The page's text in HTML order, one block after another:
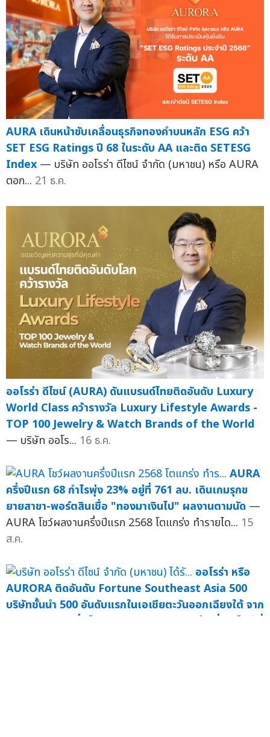
AURA เดินหน้าขับเคลื่อนธุรกิจทองคำบนหลัก ESG คว้า
SET ESG Ratings ปี 68 ในระดับ AA และติด SETESG
Index — บริษัท ออโรร่า ดีไซน์ จำกัด (มหาชน) หรือ AURA
ตอก... 21 ธ.ค.
ออโรร่า ดีไซน์ (AURA) ดันแบรนด์ไทยติดอันดับ Luxury
World Class คว้ารางวัล Luxury Lifestyle Awards -
TOP 100 Jewelry & Watch Brands of the World
— บริษัท ออโร... 16 ธ.ค.
AURA
ครึ่งปีแรก 68 กำไรพุ่ง 23% อยู่ที่ 761 ลบ. เดินเกมรุกข
ยายสาขา-พอร์ตสินเชื่อ "ทองมาเงินไป" ผลงานตามนัด —
AURA โชว์ผลงานครึ่งปีแรก 2568 โตแกร่ง ทำรายได... 15
ส.ค.
ออโรร่า หรือ
AURORA ติดอันดับ Fortune Southeast Asia 500
บริษัทชั้นนำ 500 อันดับแรกในเอเชียตะวันออกเฉียงใต้ จาก
การประกาศรายชื่อโดยฟอร์จูน (Fortune) ต่อเนื่องเป็นปีที่